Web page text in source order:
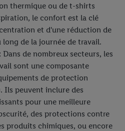
thermique ou de t-shirts
le confort est la clé
et d'une réduction de
de la journée de travail.
: Dans de nombreux secteurs, les
sont une composante
de protection
Ils peuvent inclure des
pour une meilleure
des protections contre
produits chimiques, ou encore